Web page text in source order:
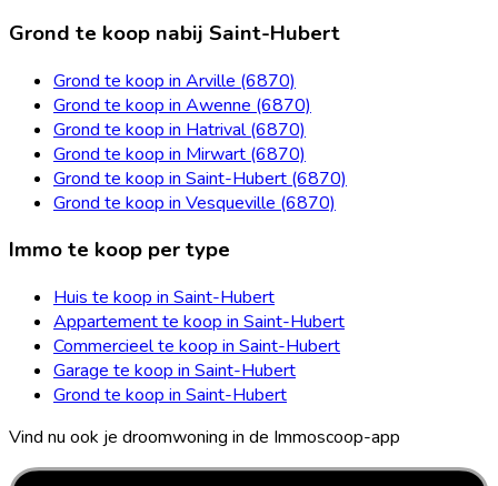
Grond te koop nabij Saint-Hubert
Grond te koop in Arville (6870)
Grond te koop in Awenne (6870)
Grond te koop in Hatrival (6870)
Grond te koop in Mirwart (6870)
Grond te koop in Saint-Hubert (6870)
Grond te koop in Vesqueville (6870)
Immo te koop per type
Huis te koop in Saint-Hubert
Appartement te koop in Saint-Hubert
Commercieel te koop in Saint-Hubert
Garage te koop in Saint-Hubert
Grond te koop in Saint-Hubert
Vind nu ook je droomwoning in de Immoscoop-app